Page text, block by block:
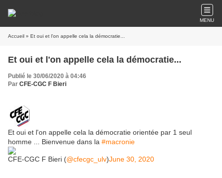
MENU
Accueil » Et oui et l'on appelle cela la démocratie...
Et oui et l'on appelle cela la démocratie...
Publié le 30/06/2020 à 04:46
Par CFE-CGC F Bieri
Et oui et l'on appelle cela la démocratie orientée par 1 seul
homme ... Bienvenue dans la #macronie
CFE-CGC F Bieri (@cfecgc_ulv)June 30, 2020